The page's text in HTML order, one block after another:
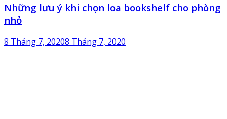
Những lưu ý khi chọn loa bookshelf cho phòng
nhỏ
8 Tháng 7, 20208 Tháng 7, 2020